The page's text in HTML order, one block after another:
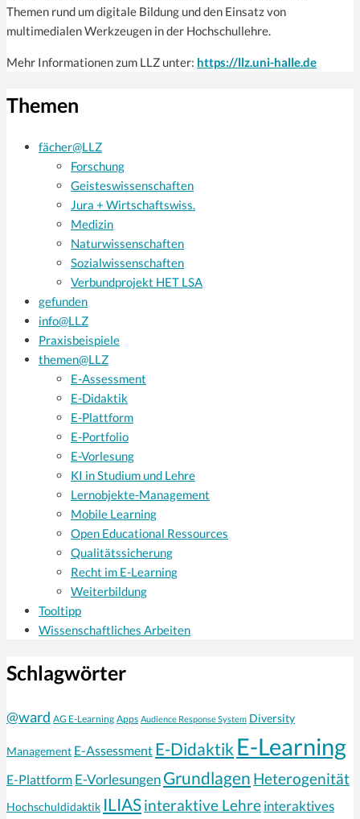
Themen rund um digitale Bildung und den Einsatz von
multimedialen Werkzeugen in der Hochschullehre.
Mehr Informationen zum LLZ unter: https://llz.uni-halle.de
Themen
fächer@LLZ
Forschung
Geisteswissenschaften
Jura + Wirtschaftswiss.
Medizin
Naturwissenschaften
Sozialwissenschaften
Verbundprojekt HET LSA
gefunden
info@LLZ
Praxisbeispiele
themen@LLZ
E-Assessment
E-Didaktik
E-Plattform
E-Portfolio
E-Vorlesung
KI in Studium und Lehre
Lernobjekte-Management
Mobile Learning
Open Educational Ressources
Qualitätssicherung
Recht im E-Learning
Weiterbildung
Tooltipp
Wissenschaftliches Arbeiten
Schlagwörter
@ward AG E-Learning Apps Audience Response System Diversity
Management E-Assessment E-Didaktik E-Learning
E-Plattform E-Vorlesungen Grundlagen Heterogenität
Hochschuldidaktik ILIASinteraktive Lehreinteraktives